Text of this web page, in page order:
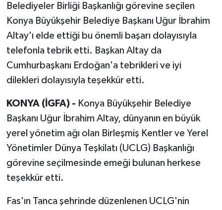
Belediyeler Birliği Başkanlığı görevine seçilen
Konya Büyükşehir Belediye Başkanı Uğur İbrahim
Altay'ı elde ettiği bu önemli başarı dolayısıyla
telefonla tebrik etti. Başkan Altay da
Cumhurbaşkanı Erdoğan'a tebrikleri ve iyi
dilekleri dolayısıyla teşekkür etti.
KONYA (İGFA) - Konya Büyükşehir Belediye
Başkanı Uğur İbrahim Altay, dünyanın en büyük
yerel yönetim ağı olan Birleşmiş Kentler ve Yerel
Yönetimler Dünya Teşkilatı (UCLG) Başkanlığı
görevine seçilmesinde emeği bulunan herkese
teşekkür etti.
Fas'ın Tanca şehrinde düzenlenen UCLG'nin